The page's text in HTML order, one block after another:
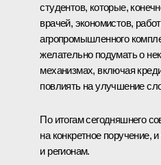
студентов, которые,
врачей, экономистов,
агропромышленного
желательно подумать о
механизмах, включая
повлиять на улучшение
По итогам сегодняшнего
на конкретное поручение,
и регионам.